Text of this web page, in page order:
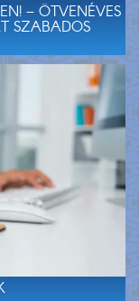
– ÖTVENÉVES
SZABADOS